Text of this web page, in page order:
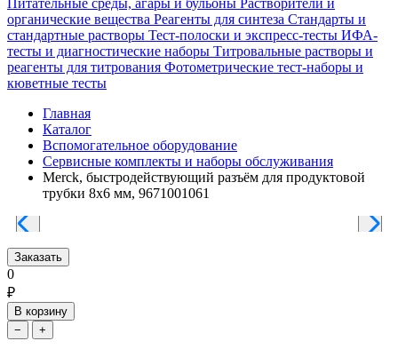
Питательные среды, агары и бульоны Растворители и
органические вещества Реагенты для синтеза Стандарты и
стандартные растворы Тест-полоски и экспресс-тесты ИФА-
тесты и диагностические наборы Титровальные растворы и
реагенты для титрования Фотометрические тест-наборы и
кюветные тесты
Главная
Каталог
Вспомогательное оборудование
Сервисные комплекты и наборы обслуживания
Merck, быстродействующий разъём для продуктовой
трубки 8x6 мм, 9671001061
Заказать
0
₽
В корзину
−
+